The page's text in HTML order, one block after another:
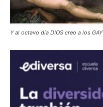
Y al octavo día DIOS creo a los GAY